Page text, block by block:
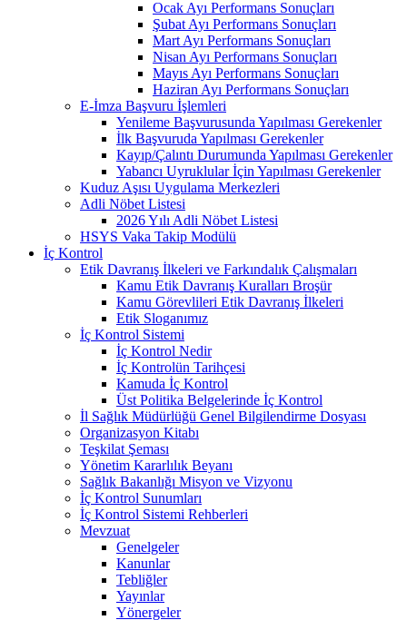
Ocak Ayı Performans Sonuçları
Şubat Ayı Performans Sonuçları
Mart Ayı Performans Sonuçları
Nisan Ayı Performans Sonuçları
Mayıs Ayı Performans Sonuçları
Haziran Ayı Performans Sonuçları
E-İmza Başvuru İşlemleri
Yenileme Başvurusunda Yapılması Gerekenler
İlk Başvuruda Yapılması Gerekenler
Kayıp/Çalıntı Durumunda Yapılması Gerekenler
Yabancı Uyruklular İçin Yapılması Gerekenler
Kuduz Aşısı Uygulama Merkezleri
Adli Nöbet Listesi
2026 Yılı Adli Nöbet Listesi
HSYS Vaka Takip Modülü
İç Kontrol
Etik Davranış İlkeleri ve Farkındalık Çalışmaları
Kamu Etik Davranış Kuralları Broşür
Kamu Görevlileri Etik Davranış İlkeleri
Etik Sloganımız
İç Kontrol Sistemi
İç Kontrol Nedir
İç Kontrolün Tarihçesi
Kamuda İç Kontrol
Üst Politika Belgelerinde İç Kontrol
İl Sağlık Müdürlüğü Genel Bilgilendirme Dosyası
Organizasyon Kitabı
Teşkilat Şeması
Yönetim Kararlılık Beyanı
Sağlık Bakanlığı Misyon ve Vizyonu
İç Kontrol Sunumları
İç Kontrol Sistemi Rehberleri
Mevzuat
Genelgeler
Kanunlar
Tebliğler
Yayınlar
Yönergeler